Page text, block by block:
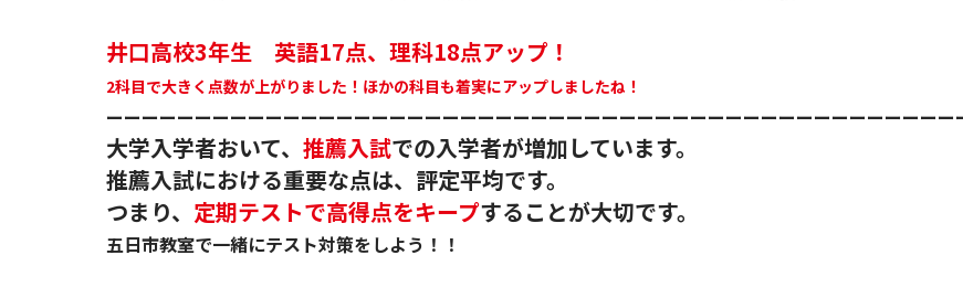
井口高校3年生 英語17点、理科18点アップ！
2科目で大きく点数が上がりました！ほかの科目も着実にアップしましたね！
ーーーーーーーーーーーーーーーーーーーーーーーーーーーーーーーーーーーーーーーーーーーーーーー
大学入学者おいて、 推薦入試での入学者が増加しています。
推薦入試における重要な点は、評定平均です。
つまり、 定期テストで高得点をキープすることが大切です。
五日市教室で一緒にテスト対策をしよう！！